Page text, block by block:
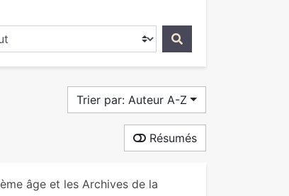
dans...
Trier par: Auteur A-Z
Résumés
âge et les Archives de la